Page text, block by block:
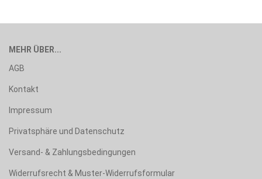
MEHR ÜBER...
AGB
Kontakt
Impressum
Privatsphäre und Datenschutz
Versand- & Zahlungsbedingungen
Widerrufsrecht & Muster-Widerrufsformular